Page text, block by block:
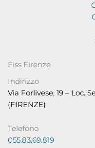
Fiss Firenze
Indirizzo
Via Forlivese, 19 – Loc.
(FIRENZE)
Telefono
055.83.69.819